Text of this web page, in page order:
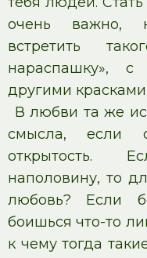
очень важно,
встретить
нараспашку»,
другими
В любви та же
смысла, если
открытость.
наполовину, то
любовь? Если
боишься что-то
к чему тогда